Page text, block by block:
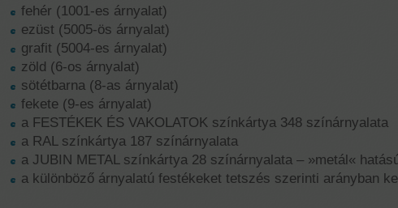
fehér (1001-es árnyalat)
ezüst (5005-ös árnyalat)
grafit (5004-es árnyalat)
zöld (6-os árnyalat)
sötétbarna (8-as árnyalat)
fekete (9-es árnyalat)
a FESTÉKEK ÉS VAKOLATOK színkártya 348 színárnyalata
a RAL színkártya 187 színárnyalata
a JUBIN METAL színkártya 28 színárnyalata – »metál«
a különböző árnyalatú festékeket tetszés szerinti arányban